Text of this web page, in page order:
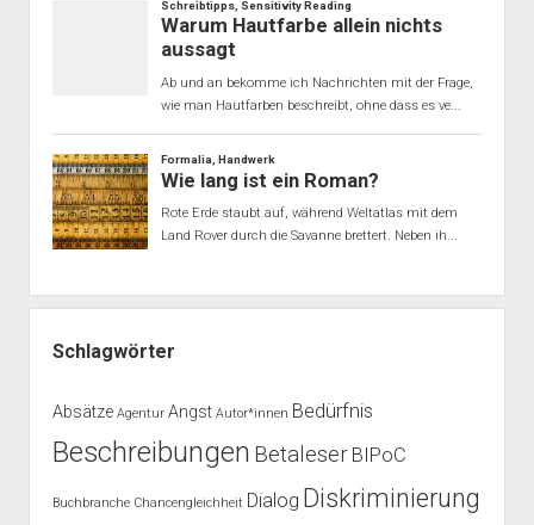
Schlagwörter
Absätze Agentur Angst Autor*innen Bedürfnis
Beschreibungen Betaleser BIPoC
Buchbranche Chancengleichheit Dialog Diskriminierung